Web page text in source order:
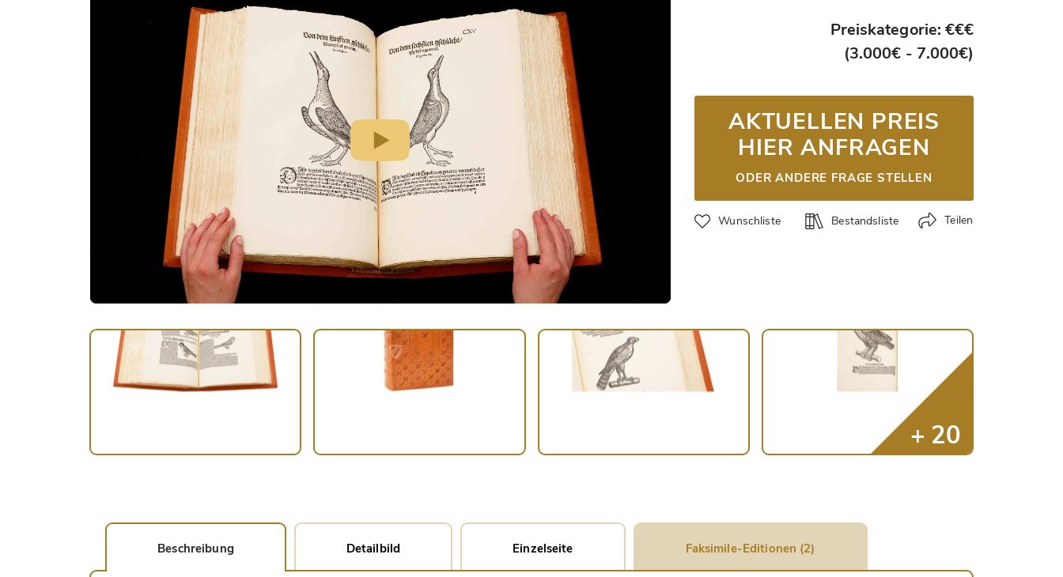
Preiskategorie: €€€
(3.000€ - 7.000€)
AKTUELLEN PREIS
HIER ANFRAGEN
ODER ANDERE FRAGE STELLEN
Wunschliste Bestandsliste Teilen
Beschreibung Detailbild Einzelseite Faksimile-Editionen (2)